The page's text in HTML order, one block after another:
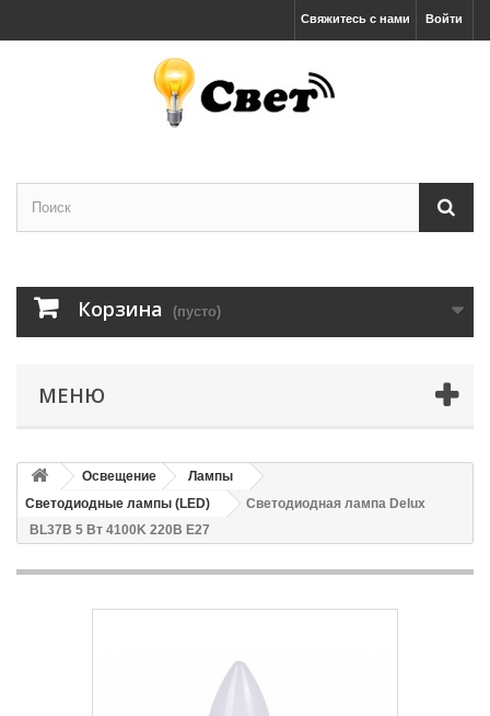
Войти
Свяжитесь с нами
Корзина (пусто)
МЕНЮ
Освещение
Лампы
Светодиодные лампы (LED)
Светодиодная лампа Delux
BL37B 5 Вт 4100K 220В E27